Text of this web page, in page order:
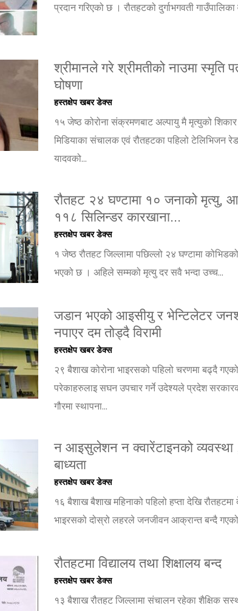
प्रदान गरिएको छ । रौतहटको दुर्गाभगवती
श्रीमानले गरे श्रीमतीको नाउमा स्मृति
घोषणा
हस्तक्षेप खबर डेक्स
१५ जेष्ठ कोरोना संक्रमणबाट अल्पायु मै मृत्युको
मिडियाका संचालक एवं रौतहटका पहिलो टेलिभिजन
यादवको...
रौतहट २४ घण्टामा १० जनाको मृत्यु,
११८ सिलिन्डर कारखाना...
हस्तक्षेप खबर डेक्स
१ जेष्ठ रौतहट जिल्लामा पछिल्लो २४ घण्टामा
भएको छ । अहिले सम्मको मृत्यु दर सवै भन्दा उच्च...
जडान भएको आइसीयु र भेन्टिलेटर
नपाएर दम तोड्दै विरामी
हस्तक्षेप खबर डेक्स
२९ बैशाख कोरोना भाइरसको पहिलो चरणमा बढ्दै
परेकाहरुलाइ सघन उपचार गर्ने उदेश्यले प्रदेश
गौरमा स्थापना...
न आइसुलेशन न क्वारेंटाइनको व्यवस्था
बाध्यता
हस्तक्षेप खबर डेक्स
१६ बैशाख बैशाख महिनाको पहिलो हप्ता देखि रौतहटमा
भाइरसको दोस्रो लहरले जनजीवन आक्रान्त बन्दै
रौतहटमा विद्यालय तथा शिक्षालय बन्द
हस्तक्षेप खबर डेक्स
१३ बैशाख रौतहट जिल्लामा संचालन रहेका शैक्षिक